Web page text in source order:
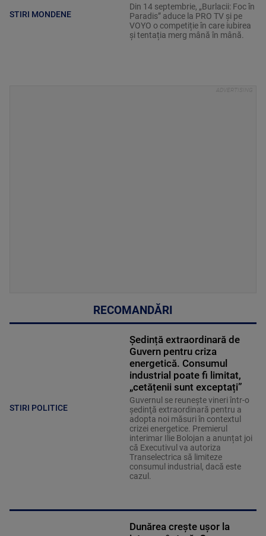
STIRI MONDENE
Din 14 septembrie, „Burlacii: Foc în
Paradis” aduce la PRO TV și pe
VOYO o competiție în care iubirea
și tentația merg mână în mână.
RECOMANDĂRI
STIRI POLITICE
Ședință extraordinară de
Guvern pentru criza
energetică. Consumul
industrial poate fi limitat,
„cetățenii sunt exceptați”
Guvernul se reuneşte vineri într-o
şedinţă extraordinară pentru a
adopta noi măsuri în contextul
crizei energetice. Premierul
interimar Ilie Bolojan a anunțat joi
că Executivul va autoriza
Transelectrica să limiteze
consumul industrial, dacă este
cazul.
Dunărea crește ușor la